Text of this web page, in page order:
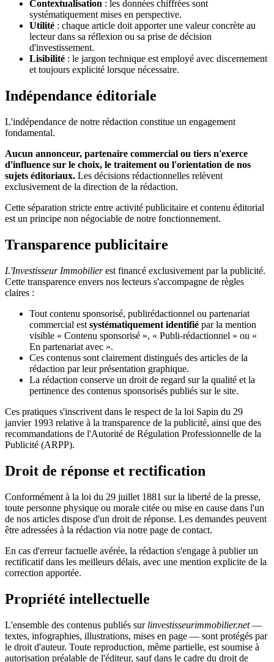
Contextualisation : les données chiffrées sont
systématiquement mises en perspective.
Utilité : chaque article doit apporter une valeur concrète au
lecteur dans sa réflexion ou sa prise de décision
d'investissement.
Lisibilité : le jargon technique est employé avec discernement
et toujours explicité lorsque nécessaire.
Indépendance éditoriale
L'indépendance de notre rédaction constitue un engagement
fondamental.
Aucun annonceur, partenaire commercial ou tiers n'exerce
d'influence sur le choix, le traitement ou l'orientation de nos
sujets éditoriaux. Les décisions rédactionnelles relèvent
exclusivement de la direction de la rédaction.
Cette séparation stricte entre activité publicitaire et contenu éditorial
est un principe non négociable de notre fonctionnement.
Transparence publicitaire
L'Investisseur Immobilierest financé exclusivement par la publicité.
Cette transparence envers nos lecteurs s'accompagne de règles
claires :
Tout contenu sponsorisé, publirédactionnel ou partenariat
commercial est systématiquement identifié par la mention
visible « Contenu sponsorisé », « Publi-rédactionnel » ou «
En partenariat avec ».
Ces contenus sont clairement distingués des articles de la
rédaction par leur présentation graphique.
La rédaction conserve un droit de regard sur la qualité et la
pertinence des contenus sponsorisés publiés sur le site.
Ces pratiques s'inscrivent dans le respect de la loi Sapin du 29
janvier 1993 relative à la transparence de la publicité, ainsi que des
recommandations de l'Autorité de Régulation Professionnelle de la
Publicité (ARPP).
Droit de réponse et rectification
Conformément à la loi du 29 juillet 1881 sur la liberté de la presse,
toute personne physique ou morale citée ou mise en cause dans l'un
de nos articles dispose d'un droit de réponse. Les demandes peuvent
être adressées à la rédaction via notre page de contact.
En cas d'erreur factuelle avérée, la rédaction s'engage à publier un
rectificatif dans les meilleurs délais, avec une mention explicite de la
correction apportée.
Propriété intellectuelle
L'ensemble des contenus publiés sur linvestisseurimmobilier.net—
textes, infographies, illustrations, mises en page — sont protégés par
le droit d'auteur. Toute reproduction, même partielle, est soumise à
autorisation préalable de l'éditeur, sauf dans le cadre du droit de